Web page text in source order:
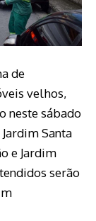
de
velhos,
neste sábado
Santa
e Jardim
serão